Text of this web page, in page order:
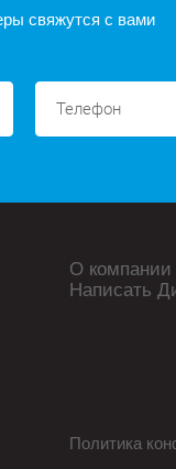
свяжутся с вами
О компании
Написать
Политика